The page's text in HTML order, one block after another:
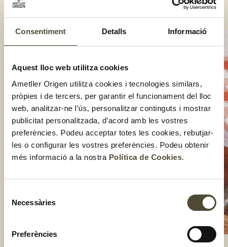
Consentiment Detalls Informació
Aquest lloc web utilitza cookies
Ametller Origen utilitza cookies i tecnologies similars,
pròpies i de tercers, per garantir el funcionament del lloc
web, analitzar-ne l’ús, personalitzar continguts i mostrar
publicitat personalitzada, d’acord amb les vostres
preferències. Podeu acceptar totes les cookies, rebutjar-
les o configurar les vostres preferències. Podeu obtenir
més informació a la nostra Política de Cookies.
Necessàries
Preferències